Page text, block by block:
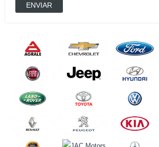
ENVIAR